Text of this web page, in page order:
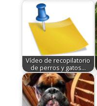
Vídeo de recopilatorio
de perros y gatos…